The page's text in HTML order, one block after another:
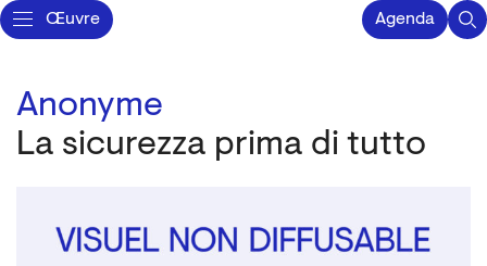
Œuvre Agenda
Anonyme
La sicurezza prima di tutto